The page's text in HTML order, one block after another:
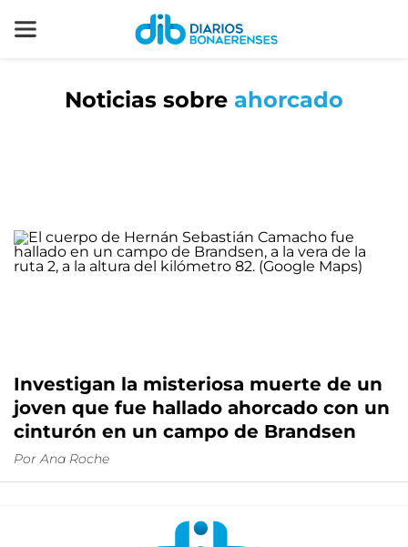
Noticias sobre ahorcado
Investigan la misteriosa muerte de un
joven que fue hallado ahorcado con un
cinturón en un campo de Brandsen
Por Ana Roche